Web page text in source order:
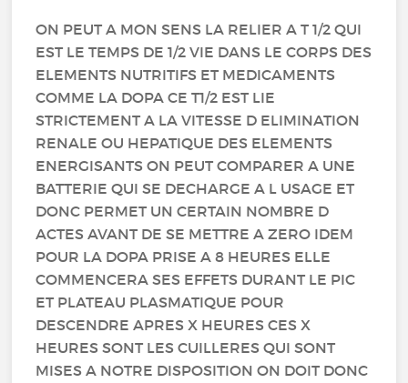
ON PEUT A MON SENS LA RELIER A T 1/2 QUI
EST LE TEMPS DE 1/2 VIE DANS LE CORPS DES
ELEMENTS NUTRITIFS ET MEDICAMENTS
COMME LA DOPA CE T1/2 EST LIE
STRICTEMENT A LA VITESSE D ELIMINATION
RENALE OU HEPATIQUE DES ELEMENTS
ENERGISANTS ON PEUT COMPARER A UNE
BATTERIE QUI SE DECHARGE A L USAGE ET
DONC PERMET UN CERTAIN NOMBRE D
ACTES AVANT DE SE METTRE A ZERO IDEM
POUR LA DOPA PRISE A 8 HEURES ELLE
COMMENCERA SES EFFETS DURANT LE PIC
ET PLATEAU PLASMATIQUE POUR
DESCENDRE APRES X HEURES CES X
HEURES SONT LES CUILLERES QUI SONT
MISES A NOTRE DISPOSITION ON DOIT DONC